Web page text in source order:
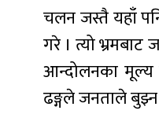
चलन जस्तै यहाँ
गरे । त्यो
आन्दोलनका मूल्य
ढङ्गले जनताले बुझ्न